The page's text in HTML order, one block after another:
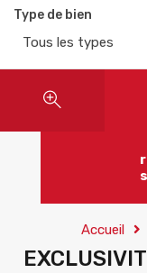
Type de bien
Tous les types
Accueil